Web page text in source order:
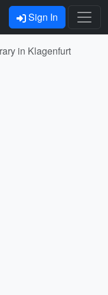
Sign In
in Klagenfurt